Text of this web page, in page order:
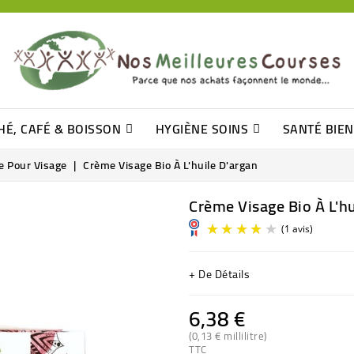
CAFÉ & BOISSON HYGIÈNE SOINS SANTÉ
Pour Visage Crème Visage Bio À L'huile D'argan
Crème Visage Bio À
+ De Détails
6,38 €
(0,13 € millilitre)
TTC